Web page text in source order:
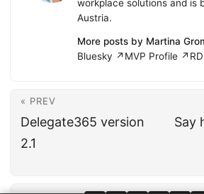
workplace solutions and is
Austria.
More posts by Martina
Bluesky ↗ MVP Profile ↗
« PREV
Delegate365 version
2.1
Say